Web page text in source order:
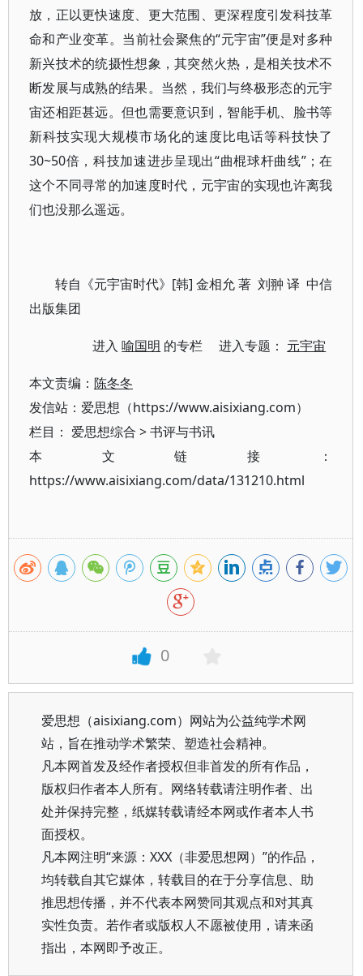
放，正以更快速度、更大范围、更深程度引发科技革
命和产业变革。当前社会聚焦的“元宇宙”便是对多种
新兴技术的统摄性想象，其突然火热，是相关技术不
断发展与成熟的结果。当然，我们与终极形态的元宇
宙还相距甚远。但也需要意识到，智能手机、脸书等
新科技实现大规模市场化的速度比电话等科技快了
30~50倍，科技加速进步呈现出“曲棍球杆曲线”；在
这个不同寻常的加速度时代，元宇宙的实现也许离我
们也没那么遥远。
转自《元宇宙时代》[韩] 金相允 著 刘翀 译 中信
出版集团
进入喻国明 的专栏 进入专题： 元宇宙
本文责编： 陈冬冬
发信站：爱思想（https://www.aisixiang.com）
栏目： 爱思想综合 >书评与书讯
本文链接：
https://www.aisixiang.com/data/131210.html
0
爱思想（aisixiang.com）网站为公益纯学术网
站，旨在推动学术繁荣、塑造社会精神。
凡本网首发及经作者授权但非首发的所有作品，
版权归作者本人所有。网络转载请注明作者、出
处并保持完整，纸媒转载请经本网或作者本人书
面授权。
凡本网注明“来源：XXX（非爱思想网）”的作品，
均转载自其它媒体，转载目的在于分享信息、助
推思想传播，并不代表本网赞同其观点和对其真
实性负责。若作者或版权人不愿被使用，请来函
指出，本网即予改正。